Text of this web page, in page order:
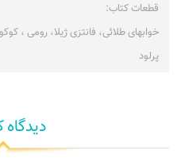
قطعات کتاب:
خوابهای طلائی، فانتزی ژیلا، رومی ،
پرلود
دیدگاه